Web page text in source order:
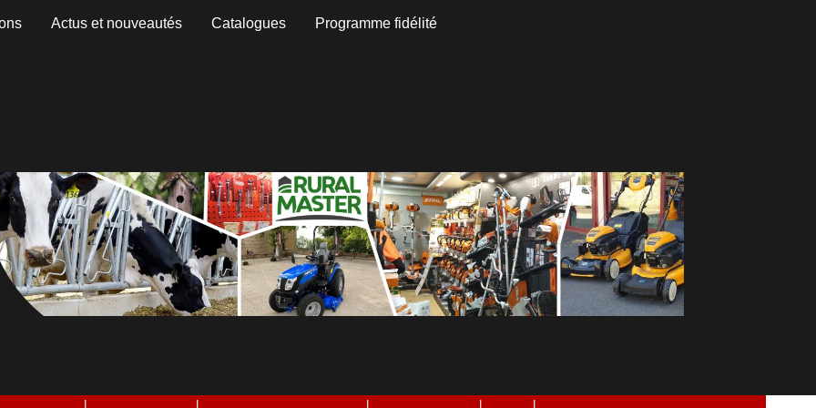
Actus et nouveautés Catalogues Programme fidélité